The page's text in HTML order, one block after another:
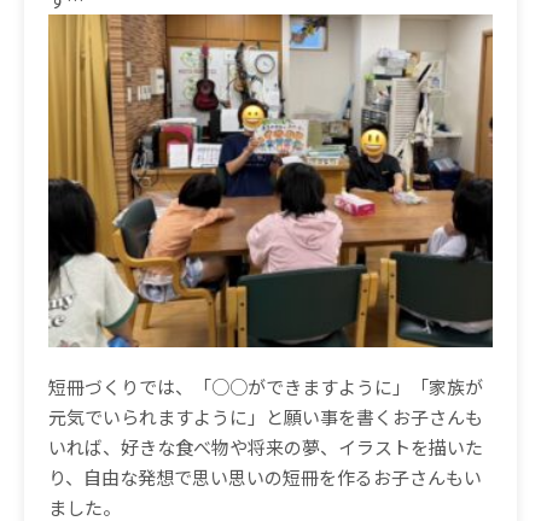
短冊づくりでは、「○○ができますように」「家族が
元気でいられますように」と願い事を書くお子さんも
いれば、好きな食べ物や将来の夢、イラストを描いた
り、自由な発想で思い思いの短冊を作るお子さんもい
ました。